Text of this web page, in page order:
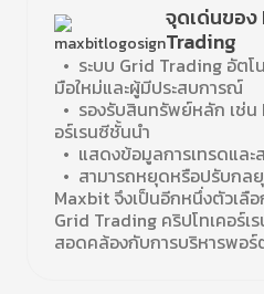
จุดเด่นขอ
Trading
• ระบบ Grid Trading อัตโ
มือใหม่และผู้มีประสบการณ์
• รองรับสินทรัพย์หลัก เช่น
อร์เรนซีชั้นนำ
• แสดงข้อมูลการเทรดและ
• สามารถหยุดหรือปรับกล
Maxbit จึงเป็นอีกหนึ่งตัวเลื
Grid Trading คริปโทเคอร์เ
สอดคล้องกับการบริหารพอร์